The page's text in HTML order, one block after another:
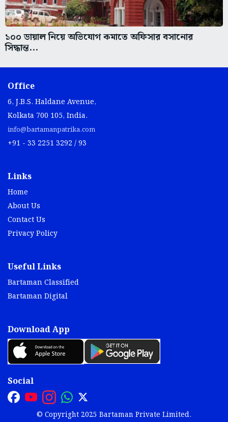
১০০ ডায়াল নিয়ে অভিযোগ কমাতে অফিসার বসানোর
সিদ্ধান্ত...
Office
6, J.B.S. Haldane Avenue,
Kolkata 700 105, India.
info@bartamanpatrika.com
+91 - 33 2251 3292 / 93
Links
Home
About Us
Contact Us
Privacy Policy
Useful Links
Bartaman Classified
Bartaman Digital
Download App
Social
© Copyright 2025 Bartaman Private Limited.